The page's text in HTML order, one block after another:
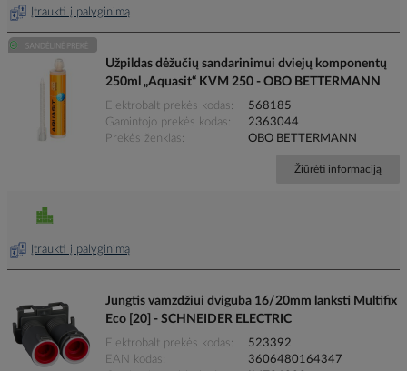
Įtraukti į palyginimą
Užpildas dėžučių sandarinimui dviejų komponentų
250ml „Aquasit“ KVM 250 - OBO BETTERMANN
Elektrobalt prekės kodas
568185
Gamintojo prekės kodas
2363044
Prekės ženklas
OBO BETTERMANN
Žiūrėti informaciją
Įtraukti į palyginimą
Jungtis vamzdžiui dviguba 16/20mm lanksti Multifix
Eco [20] - SCHNEIDER ELECTRIC
Elektrobalt prekės kodas
523392
EAN kodas
3606480164347